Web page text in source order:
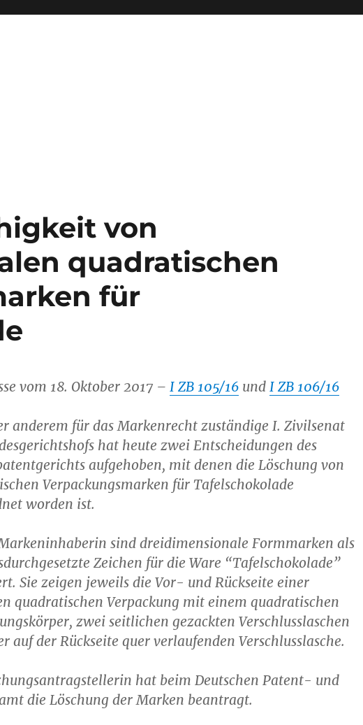
von
quadratischen
für
vom 18. Oktober 2017 – I ZB 105/16und I ZB 106/16
anderem für das Markenrecht zuständige I. Zivilsenat
hat heute zwei Entscheidungen des
aufgehoben, mit denen die Löschung von
Verpackungsmarken für Tafelschokolade
worden ist.
sind dreidimensionale Formmarken als
Zeichen für die Ware “Tafelschokolade”
Sie zeigen jeweils die Vor- und Rückseite einer
quadratischen Verpackung mit einem quadratischen
zwei seitlichen gezackten Verschlusslaschen
auf der Rückseite quer verlaufenden Verschlusslasche.
hat beim Deutschen Patent- und
die Löschung der Marken beantragt.